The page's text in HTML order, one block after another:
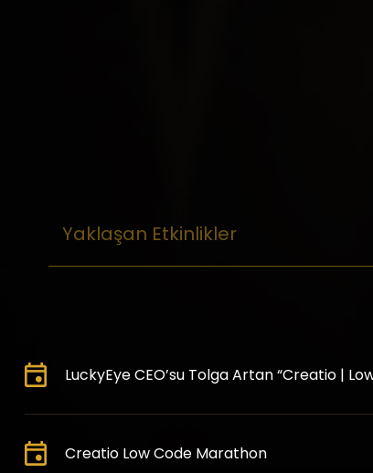
Yaklaşan Etkinlikler
LuckyEye CEO’su Tolga Artan “Creatio |
Creatio Low Code Marathon